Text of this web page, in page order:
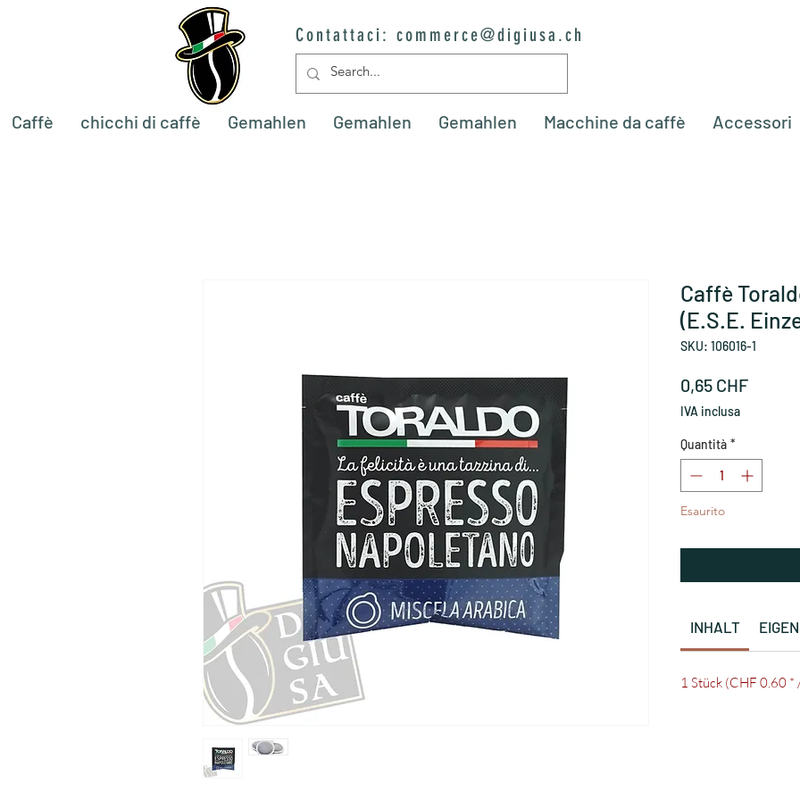
Contattaci: commerce@digiusa.ch
Caffè chicchi di caffè Gemahlen Gemahlen Gemahlen Macchine da caffè Accessori
Caffè
(E.S.E.
SKU: 106016-1
0,65 CHFPrezzo
IVA inclusa
Quantità *
Esaurito
INHALT
1 Stück (CHF 0.60 *